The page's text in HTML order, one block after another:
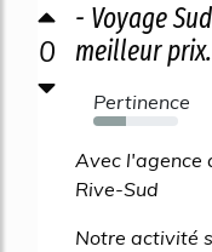
0
- Voyage
meilleur prix.
Pertinence
38%
Avec l'agence
Rive-Sud
Notre activité